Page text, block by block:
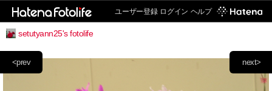
ユーザー登録 ログイン ヘルプ
setutyann25's fotolife
next>
<prev